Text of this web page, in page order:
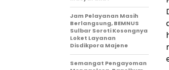
Jam Pelayanan Masih
Berlangsung, BEMNUS
Sulbar Soroti Kosongnya
Loket Layanan
Disdikpora Majene
Semangat Pengayoman